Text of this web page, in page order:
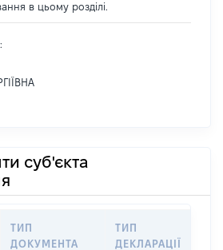
в цьому розділі.
суб'єкта
ТИП
ДОКУМЕНТА
ТИП
ДЕКЛАРАЦІЇ